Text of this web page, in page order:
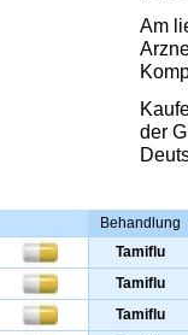
Am
der
Behandlung
Tamiflu
Tamiflu
Tamiflu